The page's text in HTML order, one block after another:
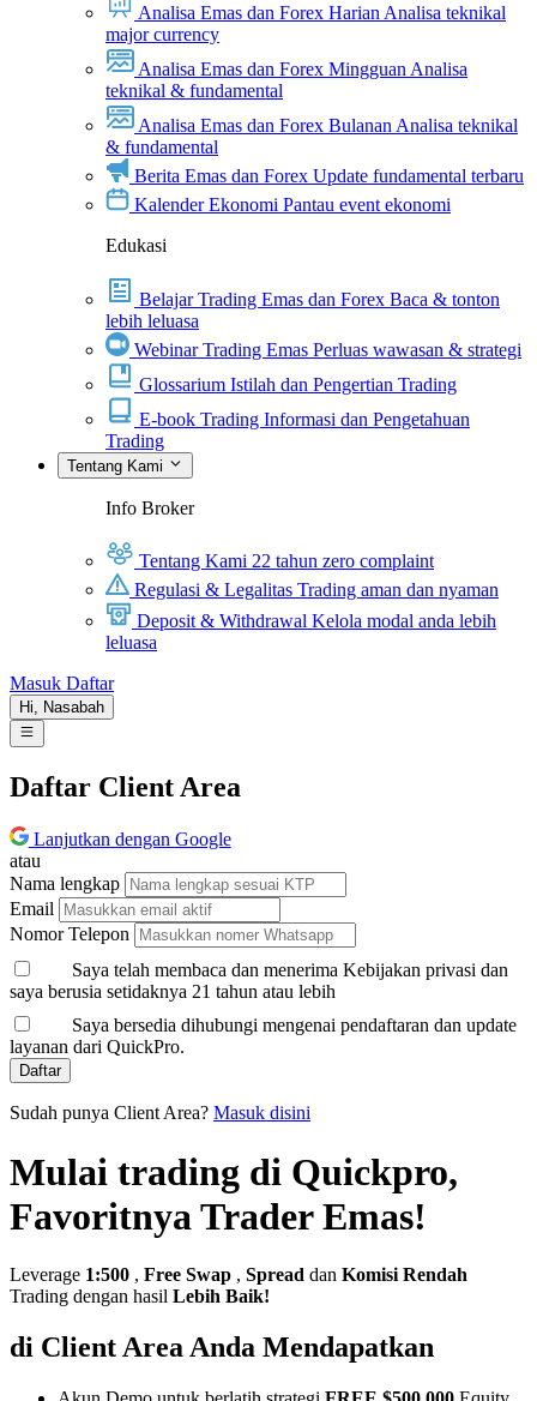
Analisa Emas dan Forex Harian Analisa teknikal
major currency
Analisa Emas dan Forex Mingguan Analisa
teknikal & fundamental
Analisa Emas dan Forex Bulanan Analisa teknikal
& fundamental
Berita Emas dan Forex Update fundamental terbaru
Kalender Ekonomi Pantau event ekonomi
Edukasi
Belajar Trading Emas dan Forex Baca & tonton
lebih leluasa
Webinar Trading Emas Perluas wawasan & strategi
Glossarium Istilah dan Pengertian Trading
E-book Trading Informasi dan Pengetahuan
Trading
Tentang Kami
Info Broker
Tentang Kami 22 tahun zero complaint
Regulasi & Legalitas Trading aman dan nyaman
Deposit & Withdrawal Kelola modal anda lebih
leluasa
Masuk Daftar
Hi, Nasabah
Daftar Client Area
Lanjutkan dengan Google
atau
Nama lengkap
Email
Nomor Telepon
Saya telah membaca dan menerima Kebijakan privasi dan
saya berusia setidaknya 21 tahun atau lebih
Saya bersedia dihubungi mengenai pendaftaran dan update
layanan dari QuickPro.
Daftar
Sudah punya Client Area? Masuk disini
Mulai trading di Quickpro,
Favoritnya Trader Emas!
Leverage 1:500 , Free Swap , Spread dan Komisi Rendah
Trading dengan hasil Lebih Baik!
di Client Area Anda Mendapatkan